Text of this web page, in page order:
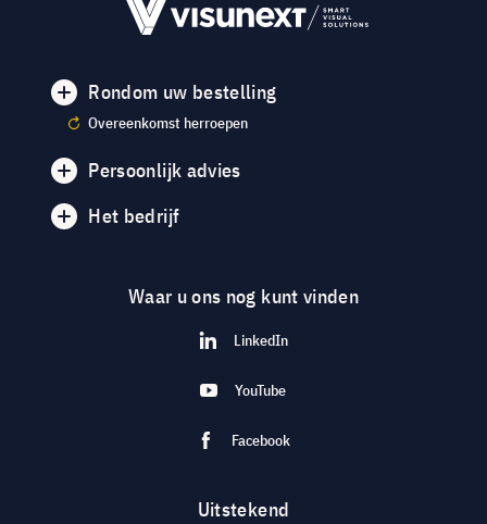
Rondom uw bestelling
Overeenkomst herroepen
Persoonlijk advies
Het bedrijf
Waar u ons nog kunt vinden
LinkedIn
YouTube
Facebook
Uitstekend